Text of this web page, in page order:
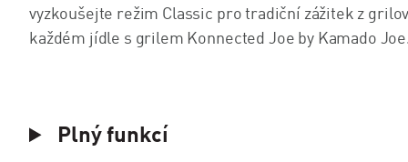
vyzkoušejte režim Classic pro tradiční zážitek z
každém jídle s grilem Konnected Joe by Kamado
Plný funkcí